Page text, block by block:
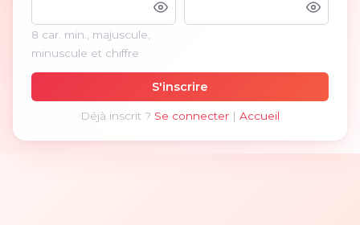
8 car. min., majuscule,
minuscule et chiffre
S'inscrire
Déjà inscrit ? Se connecter | Accueil